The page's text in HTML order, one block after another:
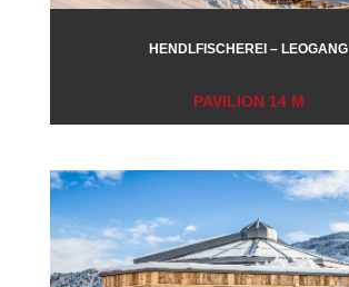
HENDLFISCHEREI – LEOGANG
PAVILION 14 M